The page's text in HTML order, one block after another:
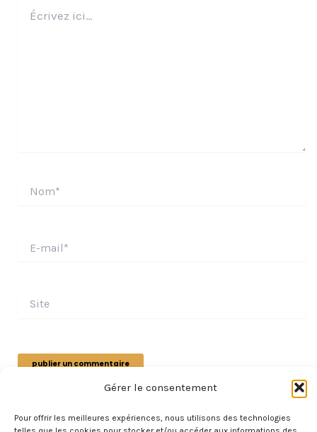
Gérer le consentement
Pour offrir les meilleures expériences, nous utilisons des technologies
ici…
mail*